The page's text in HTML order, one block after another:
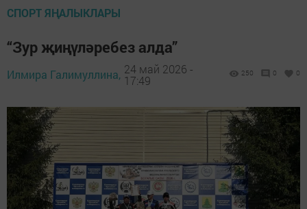
СПОРТ ЯҢАЛЫКЛАРЫ
“Зур җиңүләребез алда”
Илмира Галимуллина, 24 май 2026 -
17:49
250 0 0